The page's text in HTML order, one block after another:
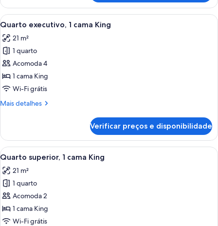
sofá-
cama
sênior,
cama
e
sofá-
cama
Carrega
todas
as
fotos
de
Quarto
executivo,
cama
Quarto de hotel com uma cama
4
Quarto executivo, 1 cama King
21 m²
1 quarto
Acomoda 4
1 cama King
Wi-Fi grátis
Mais detalhes
Mais
executivo,
cama
Verificar preços e disponibilidade
Carrega
todas
as
fotos
de
Quarto
superior,
Roupas de cama premium, frigobar,
9
Quarto superior, 1 cama King
21 m²
1 quarto
Acomoda 2
1 cama King
Wi-Fi grátis